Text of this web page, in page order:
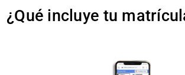
¿Qué incluye tu